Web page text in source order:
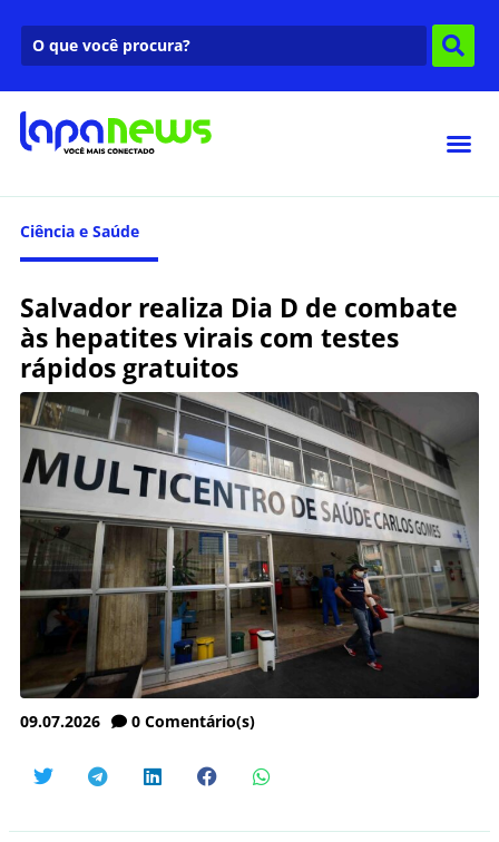
Ciência e Saúde
Salvador realiza Dia D de combate
às hepatites virais com testes
rápidos gratuitos
09.07.2026 0 Comentário(s)